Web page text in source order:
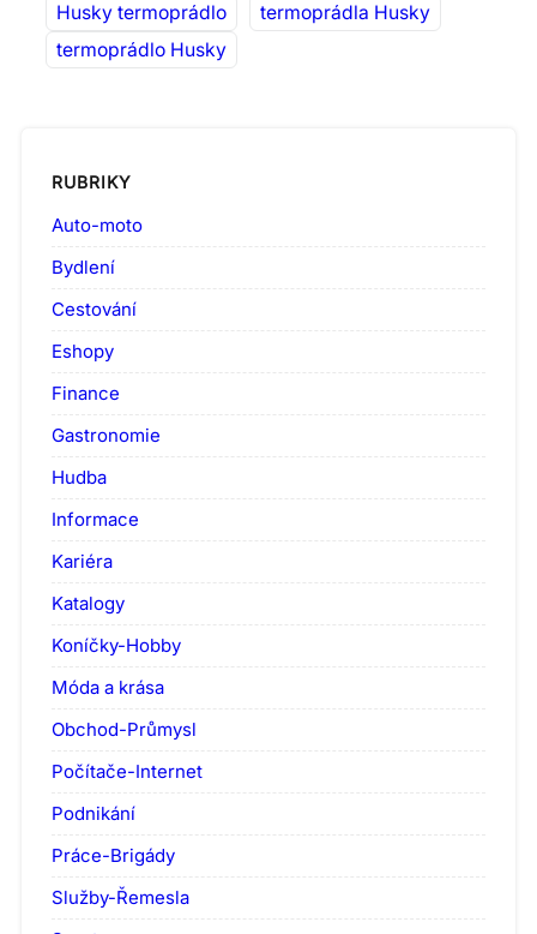
Husky termoprádlo
termoprádla Husky
termoprádlo Husky
RUBRIKY
Auto-moto
Bydlení
Cestování
Eshopy
Finance
Gastronomie
Hudba
Informace
Kariéra
Katalogy
Koníčky-Hobby
Móda a krása
Obchod-Průmysl
Počítače-Internet
Podnikání
Práce-Brigády
Služby-Řemesla